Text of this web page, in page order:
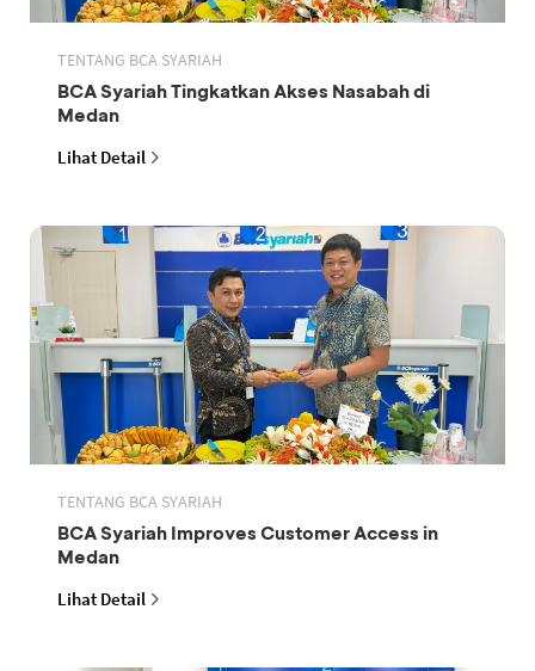
TENTANG BCA SYARIAH
BCA Syariah Tingkatkan Akses Nasabah di
Medan
Lihat Detail
TENTANG BCA SYARIAH
BCA Syariah Improves Customer Access in
Medan
Lihat Detail